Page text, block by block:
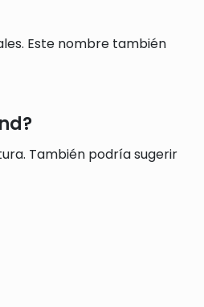
Este nombre también
También podría sugerir